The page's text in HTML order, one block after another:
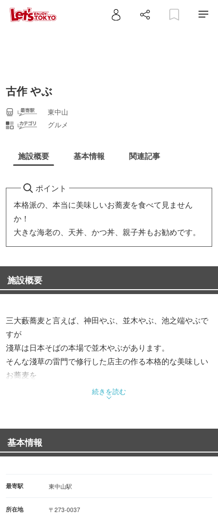
古作 やぶ
東中山
グルメ
施設概要 基本情報 関連記事
ポイント
本格派の、本当に美味しいお蕎麦を食べて見ません
か！
大きな海老の、天丼、かつ丼、親子丼もお勧めです。
施設概要
三大藪蕎麦と言えば、神田やぶ、並木やぶ、池之端やぶで
すが
淺草は日本そばの本場で並木やぶがあります。
そんな淺草の雷門で修行した店主の作る本格的な美味しい
お蕎麦を
食べられるお店が船橋の中山競馬場の近くにもあります。
鰹節の一度口にしたら忘れられないつゆの味。
上天ざるはさらにサクサクの野菜天ぷらを添えた豪華さで
お勧め
ですがリーズナブルな料金です。
続きを読む
基本情報
最寄駅 東中山駅
所在地
〒273-0037